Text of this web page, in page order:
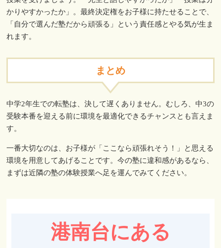
かりやすかったか」。最終決定権をお子様に持たせることで、
「自分で選んだ塾だから頑張る」という責任感とやる気が生ま
れます。
まとめ
中学2年生での転塾は、決して遅くありません。むしろ、中3の
受験本番を迎える前に環境を最適化できるチャンスとも言えま
す。
一番大切なのは、お子様が「ここなら頑張れそう！」と思える
環境を用意してあげることです。今の塾に違和感があるなら、
まずは近隣の塾の体験授業へ足を運んでみてください。
港南台にある